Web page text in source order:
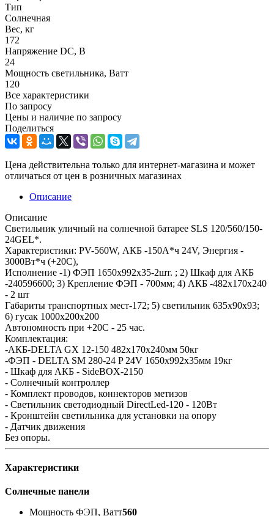
Тип
Солнечная
Вес, кг
172
Напряжение DC, В
24
Мощность светильника, Ватт
120
Все характеристики
По запросу
Цены и наличие по запросу
Поделиться
Цена действительна только для интернет-магазина и может
отличаться от цен в розничных магазинах
Описание
Описание
Светильник уличный на солнечной батарее SLS 120/560/150-
24GEL*.
Характеристики: PV-560W, АКБ -150А*ч 24V, Энергия -
3000Вт*ч (+20С),
Исполнение -1) ФЭП 1650x992x35-2шт. ; 2) Шкаф для АКБ
-240596600; 3) Крепление ФЭП - 700мм; 4) АКБ -482х170х240
- 2 шт
Габариты транспортных мест-172; 5) светильник 635х90х93;
6) гусак 1000х200х200
Автономность при +20С - 25 час.
Комплектация:
-АКБ-DELTA GX 12-150 482х170х240мм 50кг
-ФЭП - DELTA SM 280-24 P 24V 1650x992x35мм 19кг
- Шкаф для АКБ - SideBOX-2150
- Солнечный контроллер
- Комплект проводов, коннекторов метизов
- Светильник светодиодный DirectLed-120 - 120Вт
- Кронштейн светильника для установки на опору
- Датчик движения
Без опоры.
Характеристики
Солнечные панели
Мощность ФЭП, Ватт560